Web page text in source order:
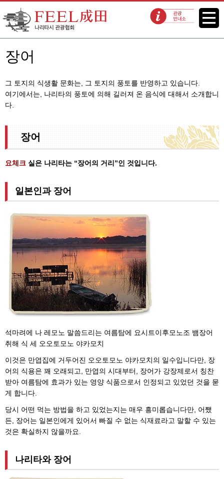
FEEL 나리타 나리타시 관광협회 관광 안내소 메뉴
장어
그 토지의 식생활 문화는, 그 토지의 풍토를 반영하고 있습니다.
여기에서는, 나리타의 풍토에 의해 길러져 온 음식에 대해서 소개합니
다.
장어
요체크 실은 나리타는 “장어의 거리”인 것입니다.
일본인과 장어
석마려에 나 레모노 말씀드리는 여름탐에 요시트이후모노조 뱀장어
취해 식 세 오오토모노 야카모치
이것은 만엽집에 거두어진 오오토모노 야카모치의 일수입니다만, 장
어의 식용은 꽤 오래되고, 만엽의 시대부터, 장어가 강장제로서 칭찬
받아 여름탐에 효과가 있는 영양 식품으로서 인정되고 있었던 것을 묻
게 합니다.
당시 어떤 먹는 방법을 하고 있었는지는 매우 흥미롭습니다만, 어쨌
든, 장어는 일본인에게 있어서 빠질 수 없는 식재료라고 말할 수 있는
것은 확실하지 않을까요.
나리타와 장어